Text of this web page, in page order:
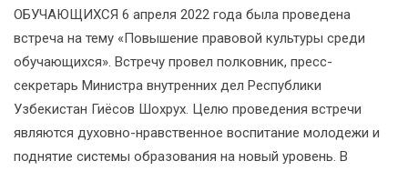
ОБУЧАЮЩИХСЯ 6 апреля 2022 года была проведена
встреча на тему «Повышение правовой культуры среди
обучающихся». Встречу провел полковник, пресс-
секретарь Министра внутренних дел Республики
Узбекистан Гиёсов Шохрух. Целю проведения встречи
являются духовно-нравственное воспитание молодежи и
поднятие системы образования на новый уровень. В